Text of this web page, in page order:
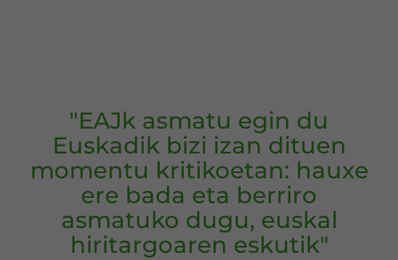
"EAJk asmatu egin du
Euskadik bizi izan dituen
momentu kritikoetan: hauxe
ere bada eta berriro
asmatuko dugu, euskal
hiritargoaren eskutik"